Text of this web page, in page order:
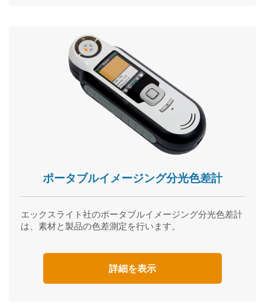
ポータブルイメージング分光色差計
エックスライト社のポータブルイメージング分光色差計
は、素材と製品の色差測定を行います。
詳細を表示